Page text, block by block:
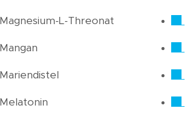
Magnesium-L-Threonat
Mangan
Mariendistel
Melatonin